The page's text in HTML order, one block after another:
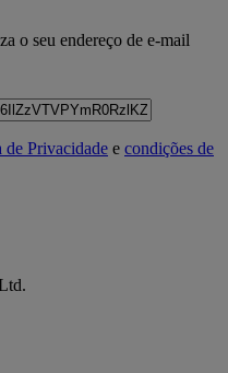
o seu endereço de e‑mail
de Privacidade e condições de